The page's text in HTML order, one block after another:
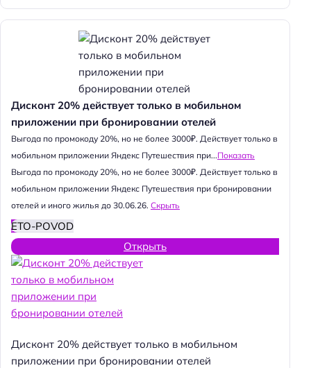
Дисконт 20% действует только в мобильном
приложении при бронировании отелей
Выгода по промокоду 20%, но не более 3000₽. Действует только в
мобильном приложении Яндекс Путешествия при...Показать
Выгода по промокоду 20%, но не более 3000₽. Действует только в
мобильном приложении Яндекс Путешествия при бронировании
отелей и иного жилья до 30.06.26. Скрыть
ETO-POVOD
Открыть
Дисконт 20% действует только в мобильном
приложении при бронировании отелей